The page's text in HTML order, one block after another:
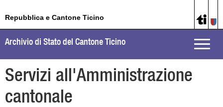
Repubblica e Cantone Ticino
Toggle
Archivio di Stato del Cantone Ticino
Servizi all'Amministrazione
cantonale